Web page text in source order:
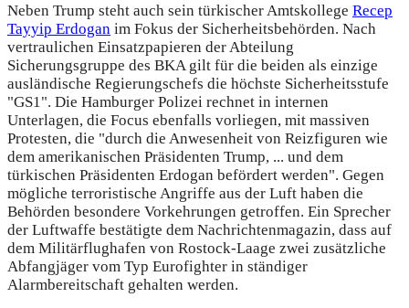
Neben Trump steht auch sein türkischer Amtskollege Recep
Tayyip Erdogan im Fokus der Sicherheitsbehörden. Nach
vertraulichen Einsatzpapieren der Abteilung
Sicherungsgruppe des BKA gilt für die beiden als einzige
ausländische Regierungschefs die höchste Sicherheitsstufe
"GS1". Die Hamburger Polizei rechnet in internen
Unterlagen, die Focus ebenfalls vorliegen, mit massiven
Protesten, die "durch die Anwesenheit von Reizfiguren wie
dem amerikanischen Präsidenten Trump, ... und dem
türkischen Präsidenten Erdogan befördert werden". Gegen
mögliche terroristische Angriffe aus der Luft haben die
Behörden besondere Vorkehrungen getroffen. Ein Sprecher
der Luftwaffe bestätigte dem Nachrichtenmagazin, dass auf
dem Militärflughafen von Rostock-Laage zwei zusätzliche
Abfangjäger vom Typ Eurofighter in ständiger
Alarmbereitschaft gehalten werden.